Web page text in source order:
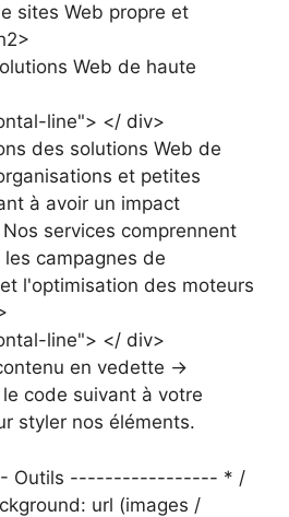
sites Web propre et
Web de haute
line"> </ div>
des solutions Web de
et petites
à avoir un impact
services comprennent
campagnes de
l'optimisation des moteurs
line"> </ div>
en vedette ->
code suivant à votre
styler nos éléments.
Outils ----------------- * /
url (images /